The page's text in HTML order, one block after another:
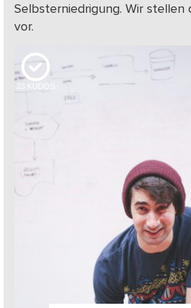
Selbsterniedrigung. Wir stellen
vor.
23 KUDOS